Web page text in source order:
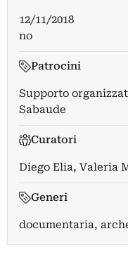
12/11/2018
no
Patrocini
Supporto
Sabaude
Curatori
Diego Elia, Valeria
Generi
documentaria,